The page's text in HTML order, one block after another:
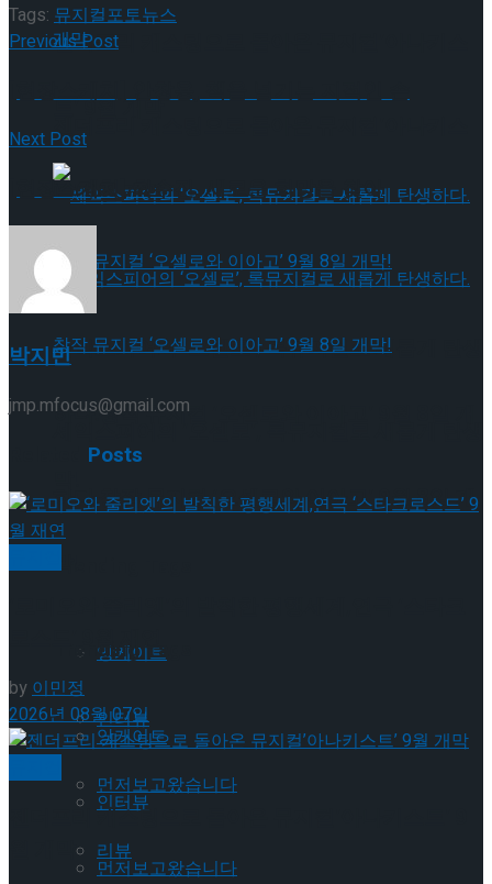
젠더프리 캐스팅으로 돌아온 뮤지컬’아나키스
트’ 9월 개막
셰익스피어의 ‘오셀로’, 록뮤지컬로 새롭게 탄생
하다.창작 뮤지컬 ‘오셀로와 이아고’ 9월 8일 개
Trending Tags
앙케이트
인터뷰
먼저보고왔습니다
리뷰
젠더프리 캐스팅으로 돌아온 뮤지컬’아나키스
트’ 9월 개막
하다.창작 뮤지컬 ‘오셀로와 이아고’ 9월 8일 개
막!
Trending Tags
앙케이트
인터뷰
먼저보고왔습니다
Tags: 뮤지컬포토뉴스
Previous Post
Next Post
[현장스케치] 최수진, 새로운 희망을 찾아
박지민
jmp.mfocus@gmail.com
Posts
로스드’ 9월 재연
by이민정
2026년 08월 07일
젠더프리 캐스팅으로 돌아온 뮤지컬’아나키스트’ 9